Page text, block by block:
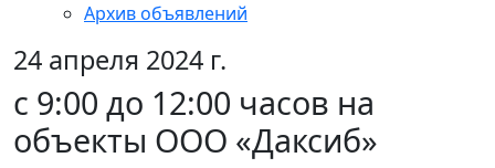
Архив объявлений
24 апреля 2024 г.
с 9:00 до 12:00 часов на
объекты ООО «Даксиб»